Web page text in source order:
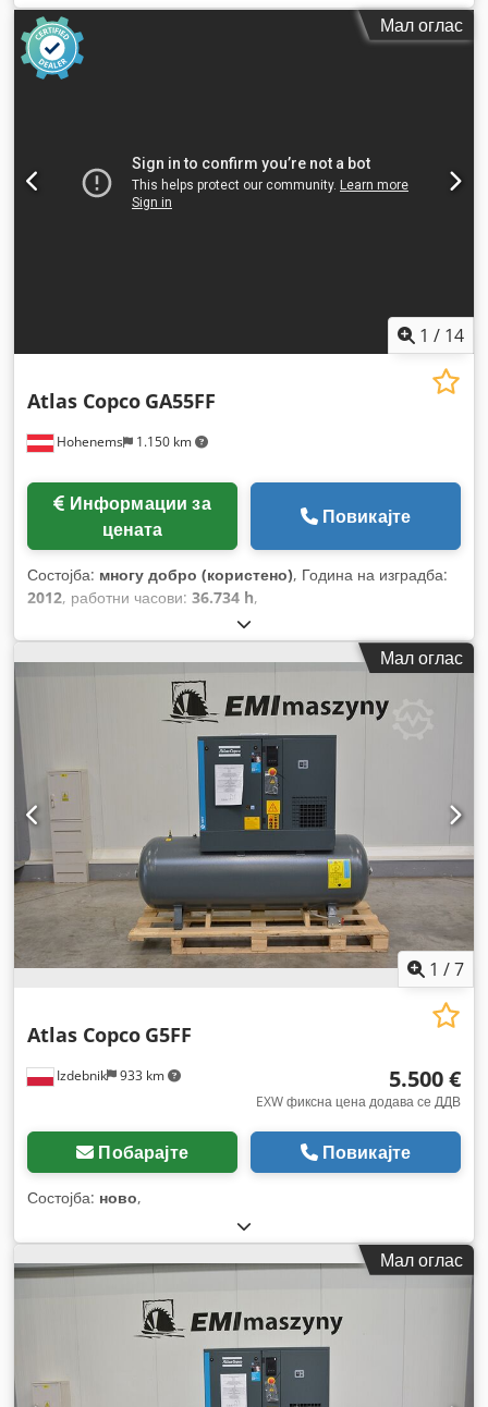
Мал оглас
1 / 14
Hohenems 1.150 km
Atlas Copco GA55FF
цената
Повикајте
Состојба: многу добро (користено), Година на изградба:
2012, работни часови: 36.734 h,
Мал оглас
1 /7
Izdebnik 933 km
Atlas Copco G5FF
5.500 €
EXW фиксна цена додава се ДДВ
Побарајте Повикајте
Состојба: ново,
Мал оглас